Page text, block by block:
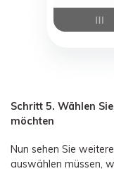
Schritt 5. Wählen
möchten
Nun sehen Sie
auswählen müssen,